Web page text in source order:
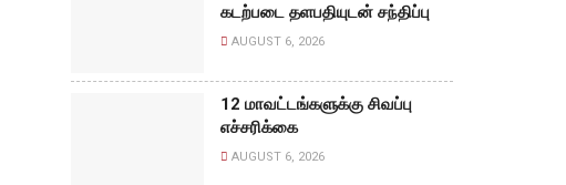
கடற்படை தளபதியுடன் சந்திப்பு
AUGUST 6, 2026
12 மாவட்டங்களுக்கு சிவப்பு
எச்சரிக்கை
AUGUST 6, 2026